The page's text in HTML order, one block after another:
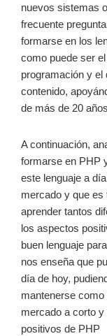
nuevos sistemas
frecuente
formarse en los
como puede ser
programación y el
contenido,
de más de 20
A continuación,
formarse en PHP
este lenguaje a
mercado y que es
aprender tantos
los aspectos
buen lenguaje
nos enseña que
día de hoy,
mantenerse
mercado a corto
positivos de PHP